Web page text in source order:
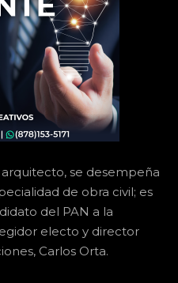
se desempeña
de obra civil; es
del PAN a la
electo y director
Carlos Orta.